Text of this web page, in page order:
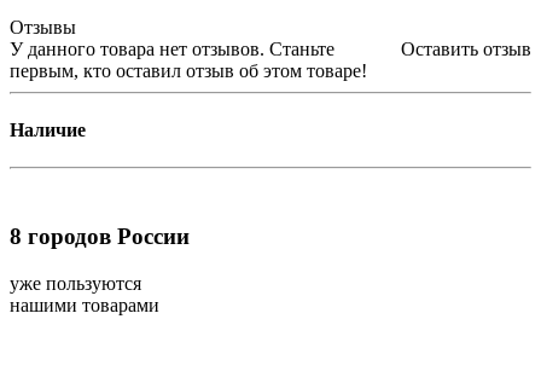
Отзывы
Оставить отзыв
У данного товара нет отзывов. Станьте
первым, кто оставил отзыв об этом товаре!
Наличие
8 городов России
уже пользуются
нашими товарами